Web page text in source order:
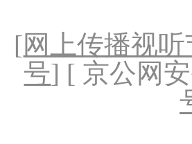
[网上传播视
号] [ 京公网